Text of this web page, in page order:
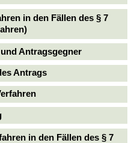
in den Fällen des § 7
Antragsgegner
Antrags
in den Fällen des § 7